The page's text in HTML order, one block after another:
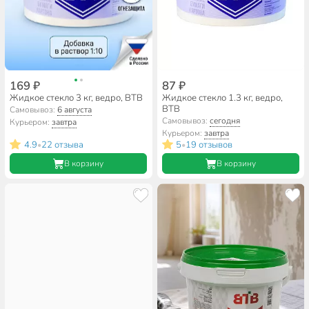
169 ₽
Жидкое стекло 3 кг, ведро, ВТВ
Самовывоз:6 августа
Курьером:завтра
4.9•22 отзыва
В корзину
87 ₽
Жидкое стекло 1.3 кг, ведро,
ВТВ
Самовывоз: сегодня
Курьером: завтра
5•19 отзывов
В корзину